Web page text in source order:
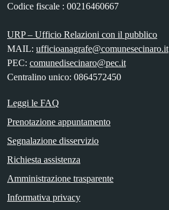
Codice fiscale : 00216460667
URP – Ufficio Relazioni con il pubblico
MAIL: ufficioanagrafe@comunesecinaro.it
PEC: comunedisecinaro@pec.it
Centralino unico: 0864572450
Leggi le FAQ
Prenotazione appuntamento
Segnalazione disservizio
Richiesta assistenza
Amministrazione trasparente
Informativa privacy